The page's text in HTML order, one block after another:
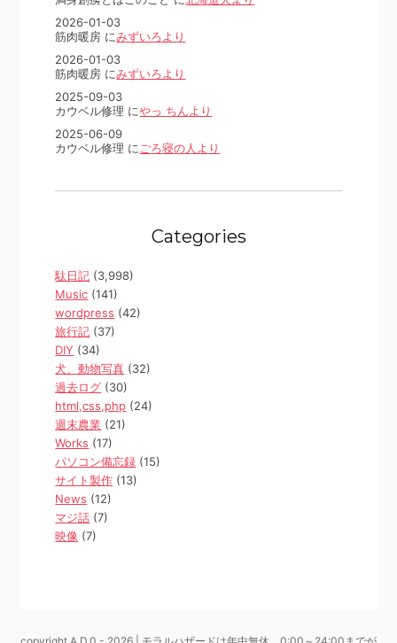
2026-01-03
筋肉暖房 にみずいろより
2026-01-03
筋肉暖房 にみずいろより
2025-09-03
カウベル修理 にやっ ちんより
2025-06-09
カウベル修理 に ごろ寝の人より
Categories
駄日記 (3,998)
Music (141)
wordpress (42)
旅行記 (37)
DIY (34)
犬、動物写真 (32)
過去ログ (30)
html,css,php (24)
週末農業 (21)
Works (17)
パソコン備忘録 (15)
サイト製作 (13)
News (12)
マジ話 (7)
映像 (7)